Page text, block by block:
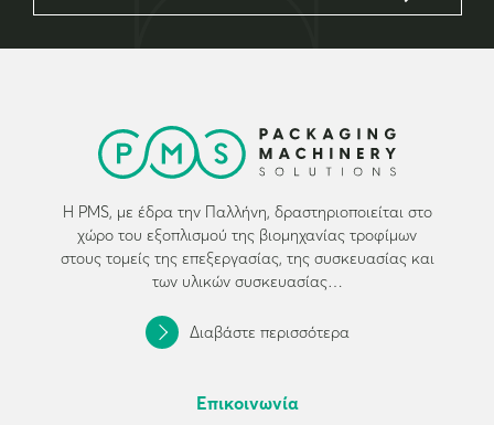
Η PMS, με έδρα την Παλλήνη, δραστηριοποιείται στο
χώρο του εξοπλισμού της βιομηχανίας τροφίμων
στους τομείς της επεξεργασίας, της συσκευασίας και
των υλικών συσκευασίας…
Διαβάστε περισσότερα
Επικοινωνία